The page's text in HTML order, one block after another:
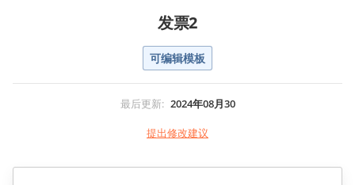
发票2
可编辑模板
最后更新: 2024年08月30
提出修改建议